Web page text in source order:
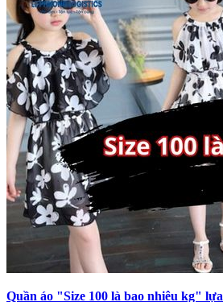
Quần áo "Size 100 là bao nhiêu kg"